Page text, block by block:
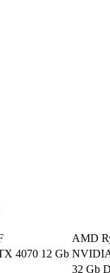
AMD
4070 12 Gb
32 Gb